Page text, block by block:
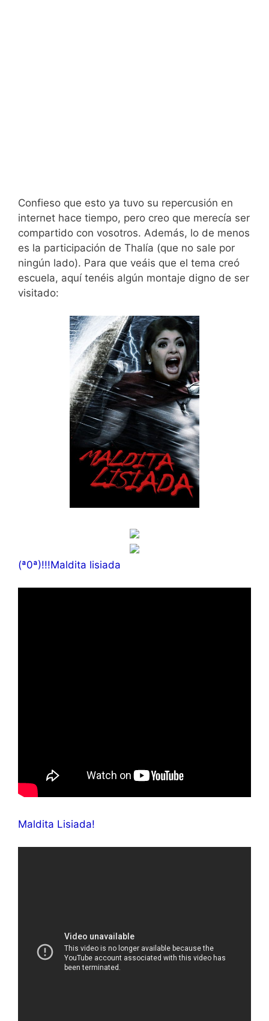
Confieso que esto ya tuvo su repercusión en
internet hace tiempo, pero creo que merecía ser
compartido con vosotros. Además, lo de menos
es la participación de Thalía (que no sale por
ningún lado). Para que veáis que el tema creó
escuela, aquí tenéis algún montaje digno de ser
visitado:
(ª0ª)!!!Maldita lisiada
Maldita Lisiada!